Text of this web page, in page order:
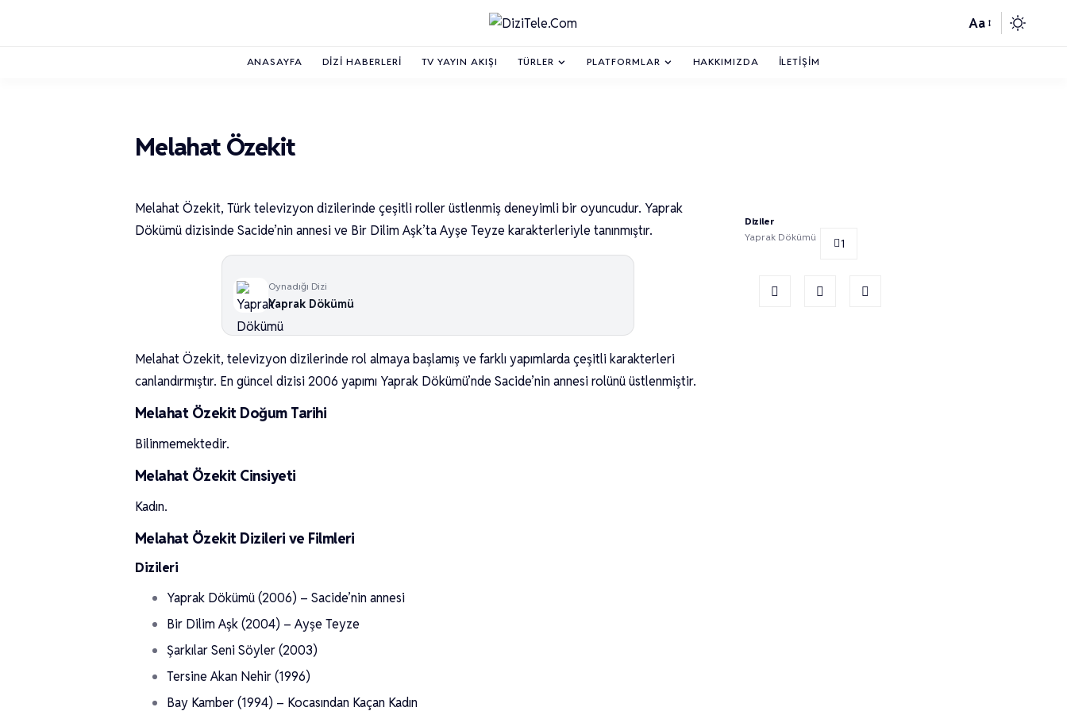
Aa
ANASAYFA DIZI HABERLERI TV YAYIN AKIŞI TÜRLER PLATFORMLAR HAKKIMIZDA İLETIŞIM
Melahat Özekit
Melahat Özekit, Türk televizyon dizilerinde çeşitli roller üstlenmiş deneyimli bir oyuncudur. Yaprak
Dökümü dizisinde Sacide’nin annesi ve Bir Dilim Aşk’ta Ayşe Teyze karakterleriyle tanınmıştır.
Oynadığı Dizi
Yaprak Dökümü
Melahat Özekit, televizyon dizilerinde rol almaya başlamış ve farklı yapımlarda çeşitli karakterleri
canlandırmıştır. En güncel dizisi 2006 yapımı Yaprak Dökümü’nde Sacide’nin annesi rolünü üstlenmiştir.
Melahat Özekit Doğum Tarihi
Bilinmemektedir.
Melahat Özekit Cinsiyeti
Kadın.
Melahat Özekit Dizileri ve Filmleri
Dizileri
Yaprak Dökümü (2006) – Sacide’nin annesi
Bir Dilim Aşk (2004) – Ayşe Teyze
Şarkılar Seni Söyler (2003)
Tersine Akan Nehir (1996)
Bay Kamber (1994) – Kocasından Kaçan Kadın
Diziler
Yaprak Dökümü
1